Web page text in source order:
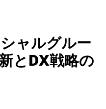
ャルグルー
とDX戦略の